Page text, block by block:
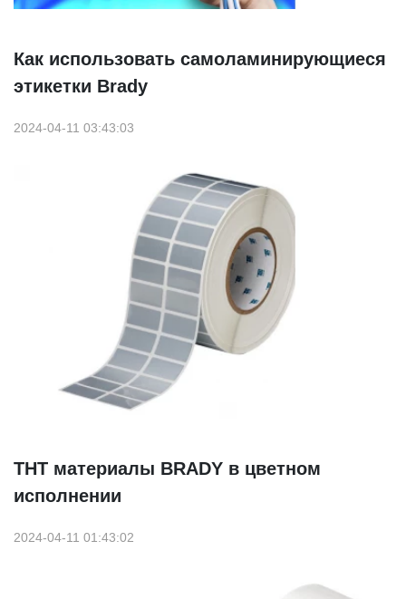
Как использовать самоламинирующиеся
этикетки Brady
2024-04-11 03:43:03
THT материалы BRADY в цветном
исполнении
2024-04-11 01:43:02